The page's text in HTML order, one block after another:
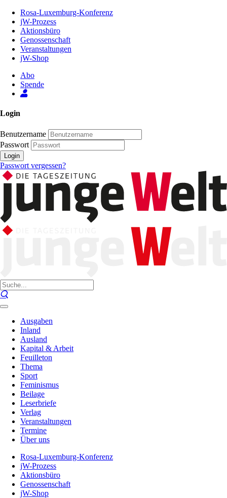
Inhalt
Seite
Rosa-Luxemburg-Konferenz
jW-Prozess
Aktionsbüro
Genossenschaft
Veranstaltungen
jW-Shop
Abo
Spende
Login
Benutzername
Passwort
Login
Passwort vergessen?
Ausgaben
Inland
Ausland
Kapital & Arbeit
Feuilleton
Thema
Sport
Feminismus
Beilage
Leserbriefe
Verlag
Veranstaltungen
Termine
Über uns
Rosa-Luxemburg-Konferenz
jW-Prozess
Aktionsbüro
Genossenschaft
jW-Shop